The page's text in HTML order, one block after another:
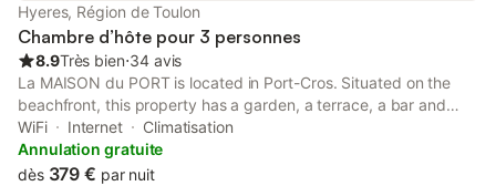
Hyeres, Région de Toulon
Chambre d’hôte pour 3 personnes
8.9Très bien⋅34 avis
La MAISON du PORT is located in Port-Cros. Situated on the
beachfront, this property has a garden, a terrace, a bar and
free WiFi. The bed and breakfast features family rooms.
WiFi Internet
Climatisation
Annulation gratuite
dès 379 € par nuit